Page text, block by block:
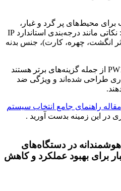
محیط‌های پر گرد و غبار،
توجه به چند نکته ضروری است: نکاتی مانند درجه‌بندی استاندارد IP
انگشت، چهره، کارت)، جنس بدنه
و PW1880 از جمله گزینه‌های برتر هستند
طراحی شده‌اند و ویژگی ضد
مقاله راهنمای جامع انتخاب سیستم
در این زمینه بدست آورید .
در دستگاه‌های
برای بهبود عملکرد و کاهش